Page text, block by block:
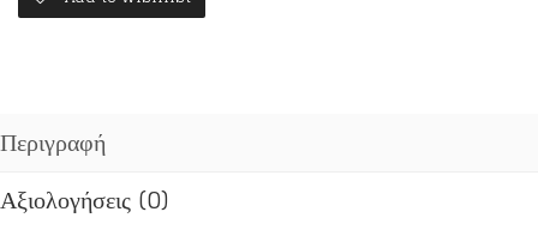
ΟΔΟΥ
Περιγραφή
Αξιολογήσεις (0)